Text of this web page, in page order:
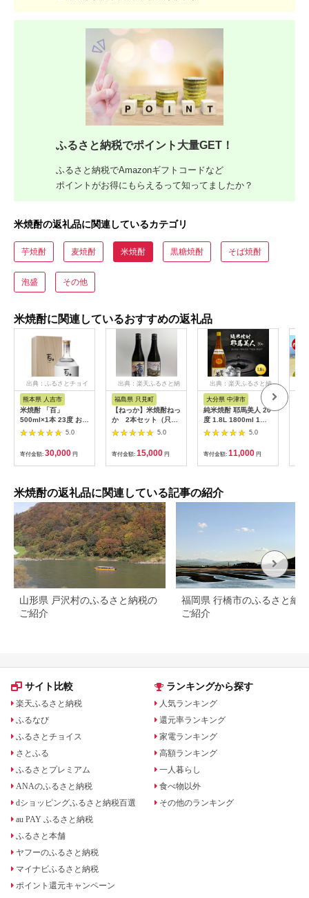
ふるさと納税でポイント大量GET！
ふるさと納税でAmazonギフトコードなど
ポイントがお得にもらえるって知ってましたか？
米焼酎の返礼品に関連しているカテゴリ
芋焼酎 麦焼酎 米焼酎 黒糖焼酎 そば焼酎
泡盛 その他
米焼酎に関連しているおすすめの返礼品
出典：ふるさとチョイ
熊本県 人吉市
米焼酎 「百」
500ml×1本 23度 お酒
焼酎 酒 アルコール お
取り寄せ 贈答用 ギフ
ト【2025年2月上旬～
順次発送予定】
5.0
寄付金額: 30,000 円
出典：楽天ふるさと納
福島県 只見町
【ねっか】米焼酎ねっ
か 2本セット（只見
町ラベル） 【お酒・
酒・焼酎・米焼酎】
5.0
寄付金額: 15,000 円
出典：楽天ふるさと納
大分県 中津市
純米焼酎 耶馬美人 20
度 1.8L 1800ml 1升
大分県中津市の地酒
米焼酎 敬老の日 誕生
日 父の日／熨斗対応
可 お歳暮 お中元 など
バレンタイン バレン
デー ギフト お返し プ
レゼント
5.0
寄付金額: 11,000 円
米焼酎の返礼品に関連している記事の紹介
山形県 戸沢村のふるさと納税の
ご紹介
福岡県 行橋市のふるさと納
ご紹介
サイト比較
楽天ふるさと納税
ふるなび
ふるさとチョイス
さとふる
ふるさとプレミアム
ANAのふるさと納税
dショッピングふるさと納税百選
au PAY ふるさと納税
ふるさと本舗
ヤフーのふるさと納税
マイナビふるさと納税
ポイント還元キャンペーン
ランキングから探す
人気ランキング
還元率ランキング
家電ランキング
高額ランキング
一人暮らし
食べ物以外
その他のランキング